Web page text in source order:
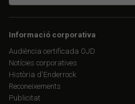
Informació corporativa
Audiència certificada OJD
Notícies corporatives
Història d'Enderrock
Reconeixements
Publicitat